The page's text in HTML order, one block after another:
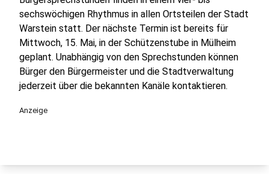
sechswöchigen Rhythmus in allen Ortsteilen der Stadt
Warstein statt. Der nächste Termin ist bereits für
Mittwoch, 15. Mai, in der Schützenstube in Mülheim
geplant. Unabhängig von den Sprechstunden können
Bürger den Bürgermeister und die Stadtverwaltung
jederzeit über die bekannten Kanäle kontaktieren.
Anzeige